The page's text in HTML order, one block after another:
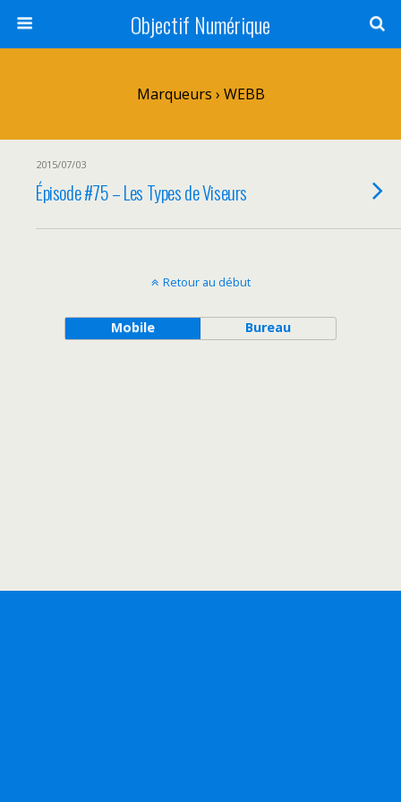
Objectif Numérique
Marqueurs › WEBB
2015/07/03
Épisode #75 – Les Types de Viseurs
Retour au début
Mobile Bureau